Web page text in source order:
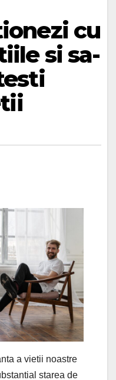
cu
si sa-
a vietii noastre
starea de